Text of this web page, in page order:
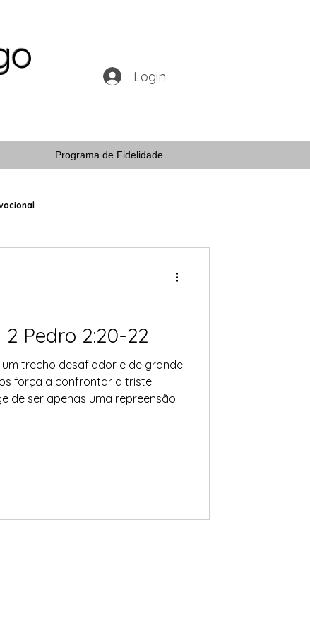
Login
Programa de Fidelidade
Pedro 2:20-22
trecho desafiador e de grande
força a confrontar a triste
de ser apenas uma repreensão,